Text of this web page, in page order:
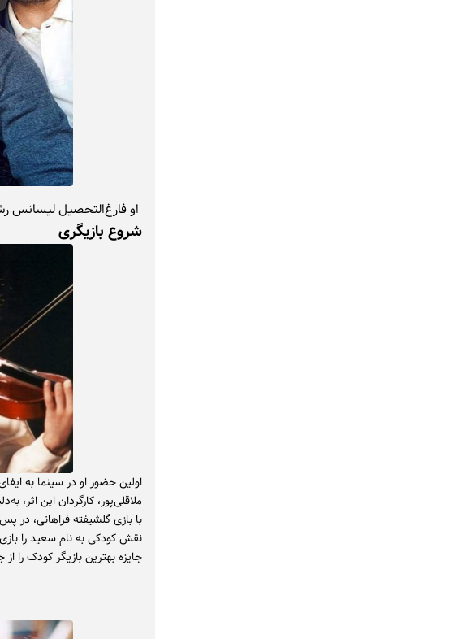
او فارغ‌التحصیل لیسانس
شروع بازیگری
ملاقلی‌پور، کارگردان این اثر،
با بازی گلشیفته فراهانی، در
نقش کودکی به نام سعید را
جایزه بهترین بازیگر کودک را